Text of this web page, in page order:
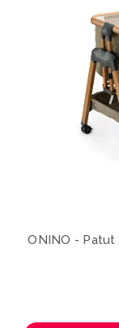
ONINO - Patut